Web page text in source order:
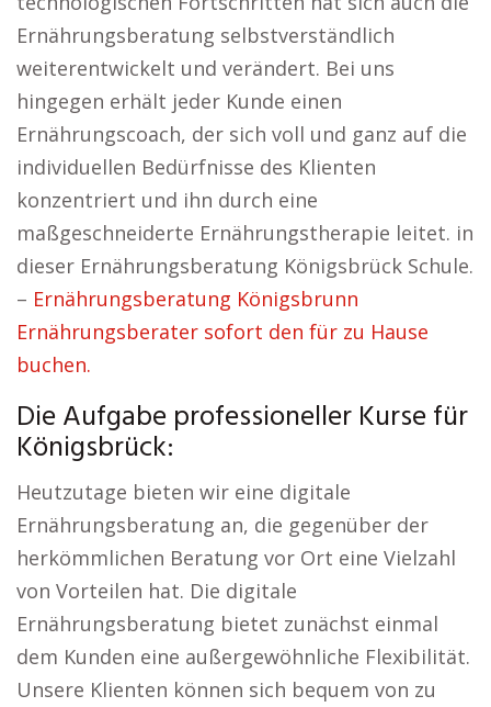
Ernährungsberatung selbstverständlich
weiterentwickelt und verändert. Bei uns
hingegen erhält jeder Kunde einen
Ernährungscoach, der sich voll und ganz auf die
individuellen Bedürfnisse des Klienten
konzentriert und ihn durch eine
maßgeschneiderte Ernährungstherapie leitet. in
dieser Ernährungsberatung Königsbrück Schule.
– Ernährungsberatung Königsbrunn
Ernährungsberater sofort den für zu Hause
buchen.
Die Aufgabe professioneller Kurse für
Königsbrück:
Heutzutage bieten wir eine digitale
Ernährungsberatung an, die gegenüber der
herkömmlichen Beratung vor Ort eine Vielzahl
von Vorteilen hat. Die digitale
Ernährungsberatung bietet zunächst einmal
dem Kunden eine außergewöhnliche Flexibilität.
Unsere Klienten können sich bequem von zu